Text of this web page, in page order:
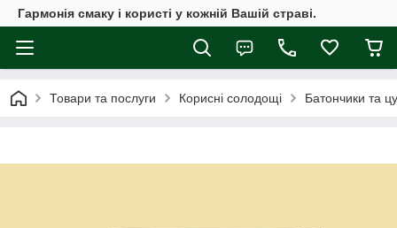
Гармонія смаку і користі у кожній Вашій страві.
Товари та послуги Корисні солодощі Батончики та